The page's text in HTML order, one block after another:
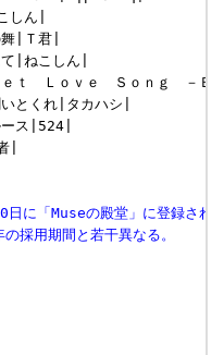
しん|
|Ｔ君|
|ねこしん|
ｔ　Ｌｏｖｅ　Ｓｏｎｇ　－
とくれ|タカハシ|
ス|524|
|
に「Museの殿堂」に登録され
採用期間と若干異なる。